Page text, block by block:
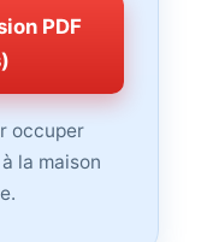
PDF
occuper
la maison